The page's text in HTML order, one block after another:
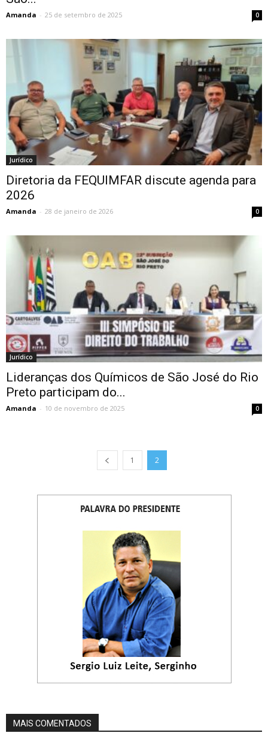
Amanda - 25 de setembro de 2025 0
Jurídico
Diretoria da FEQUIMFAR discute agenda para
2026
Amanda - 28 de janeiro de 2026 0
Jurídico
Lideranças dos Químicos de São José do Rio
Preto participam do...
Amanda - 10 de novembro de 2025 0
1 2
MAIS COMENTADOS